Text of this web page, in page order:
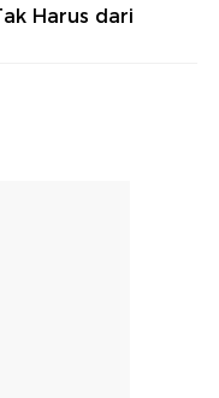
Harus dari